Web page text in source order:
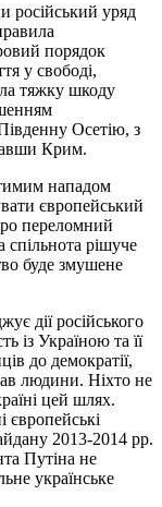
російський уряд
порядок
у свободі,
тяжку шкоду
Осетію, з
Крим.
нападом
європейський
переломний
рішуче
буде змушене
дії російського
із Україною та її
до демократії,
людини. Ніхто не
цей шлях.
європейські
2013-2014 рр.
Путіна не
українське